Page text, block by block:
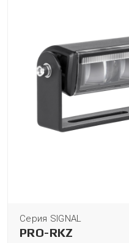
Серия SIGNAL
PRO-RKZ